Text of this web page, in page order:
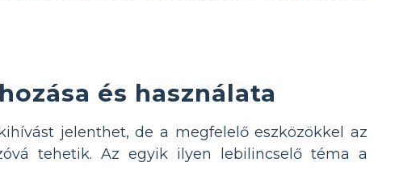
és használata
jelenthet, de a megfelelő eszközökkel az
tehetik. Az egyik ilyen lebilincselő téma a